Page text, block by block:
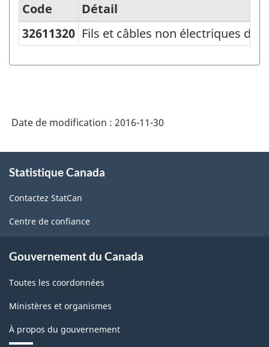
Variante
2012
1.1
-
Fabrication
et
forestière
de
la
Code
Détail
32611320 Fils et câbles non électriques
Date de modification : 2016-11-30
propos
ce
site
Statistique Canada
Contactez StatCan
Centre de confiance
Gouvernement du Canada
Toutes les coordonnées
Ministères et organismes
À propos du gouvernement